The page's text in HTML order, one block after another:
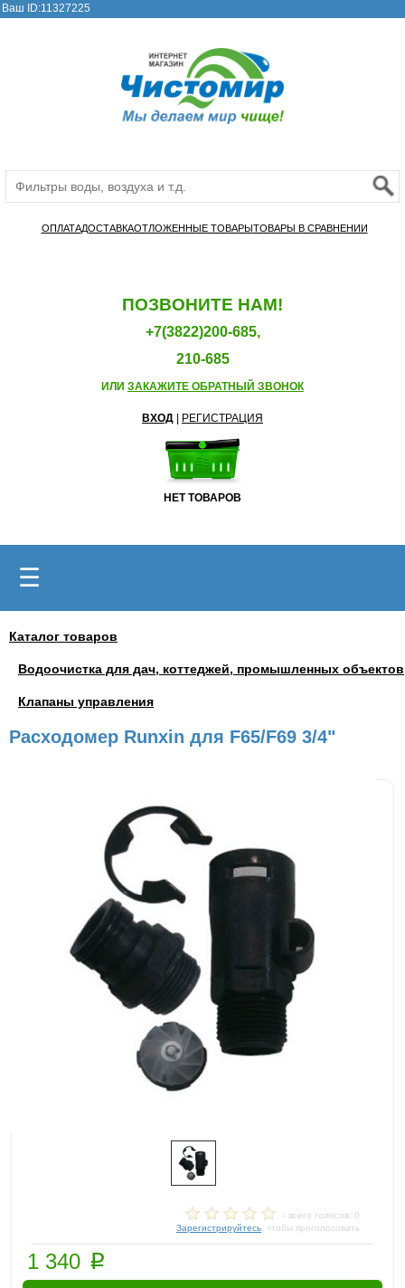
Ваш ID:11327225
ОПЛАТАДОСТАВКАОТЛОЖЕННЫЕ ТОВАРЫТОВАРЫ В СРАВНЕНИИ
ПОЗВОНИТЕ НАМ!
+7(3822)200-685,
210-685
ИЛИ ЗАКАЖИТЕ ОБРАТНЫЙ ЗВОНОК
ВХОД РЕГИСТРАЦИЯ
НЕТ ТОВАРОВ
☰
Каталог товаров
Водоочистка для дач, коттеджей, промышленных объектов
Клапаны управления
Расходомер Runxin для F65/F69 3/4"
- всего голосов: 0
Зарегистрируйтесь , чтобы проголосовать
1 340 p